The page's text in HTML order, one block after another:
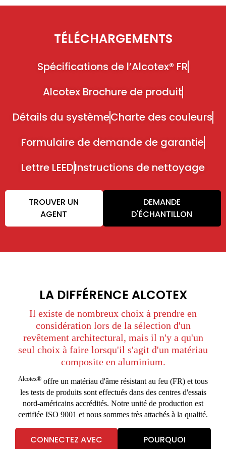
TÉLÉCHARGEMENTS
Spécifications de l’Alcotex® FR
Alcotex Brochure de produit
Détails du systèmeCharte des couleurs
Formulaire de demande de garantie
Lettre LEEDInstructions de nettoyage
TROUVER UN
AGENT
DEMANDE
D'ÉCHANTILLON
LA DIFFÉRENCE ALCOTEX
Il existe de nombreux choix à prendre en
considération lors de la sélection d'un
revêtement architectural, mais il n'y a qu'un
seul choix à faire lorsqu'il s'agit d'un matériau
composite en aluminium.
Alcotex® offre un matériau d'âme résistant au feu (FR) et tous
les tests de produits sont effectués dans des centres d'essais
nord-américains accrédités. Notre unité de production est
certifiée ISO 9001 et nous sommes très attachés à la qualité.
CONNECTEZ AVEC
POURQUOI